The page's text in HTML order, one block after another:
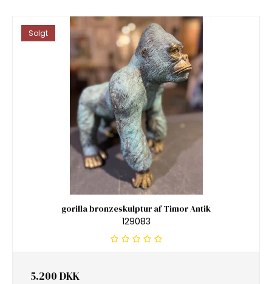
Solgt
gorilla bronzeskulptur af Timor Antik
129083
5.200 DKK